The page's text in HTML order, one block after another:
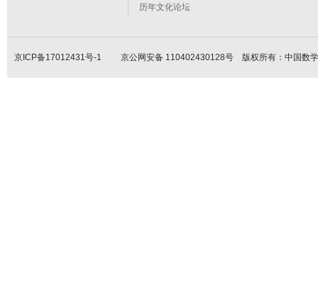
历年文化论坛
京ICP备17012431号-1 京公网安备 110402430128号 版权所有：中国